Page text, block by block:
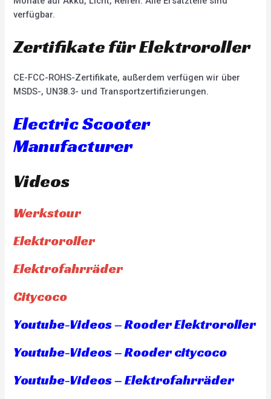
verfügbar.
Zertifikate für Elektroroller
CE-FCC-ROHS-Zertifikate, außerdem verfügen wir über
MSDS-, UN38.3- und Transportzertifizierungen.
Electric Scooter
Manufacturer
Videos
Werkstour
Elektroroller
Elektrofahrräder
Citycoco
Youtube-Videos – Rooder Elektroroller
Youtube-Videos – Rooder citycoco
Youtube-Videos – Elektrofahrräder